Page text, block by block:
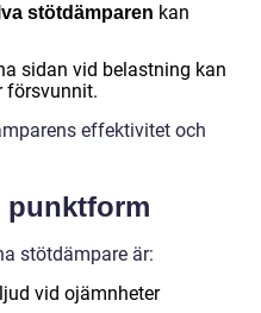
stötdämparen kan
sidan vid belastning kan
försvunnit.
effektivitet och
punktform
stötdämpare är:
vid ojämnheter